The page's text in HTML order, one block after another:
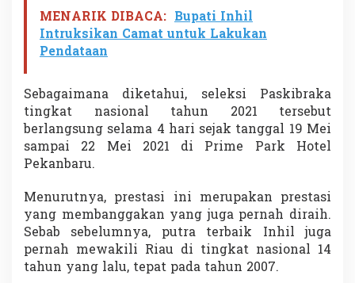
i
o
l
2
2
1
MENARIK DIBACA: Bupati Inhil
Intruksikan Camat untuk Lakukan
Pendataan
Sebagaimana diketahui, seleksi Paskibraka
tingkat nasional tahun 2021 tersebut
berlangsung selama 4 hari sejak tanggal 19 Mei
sampai 22 Mei 2021 di Prime Park Hotel
Pekanbaru.
Menurutnya, prestasi ini merupakan prestasi
yang membanggakan yang juga pernah diraih.
Sebab sebelumnya, putra terbaik Inhil juga
pernah mewakili Riau di tingkat nasional 14
tahun yang lalu, tepat pada tahun 2007.